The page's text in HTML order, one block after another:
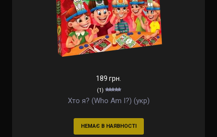
189 грн.
(1)
Хто я? (Who Am I?) (укр)
НЕМАЄ В НАЯВНОСТІ